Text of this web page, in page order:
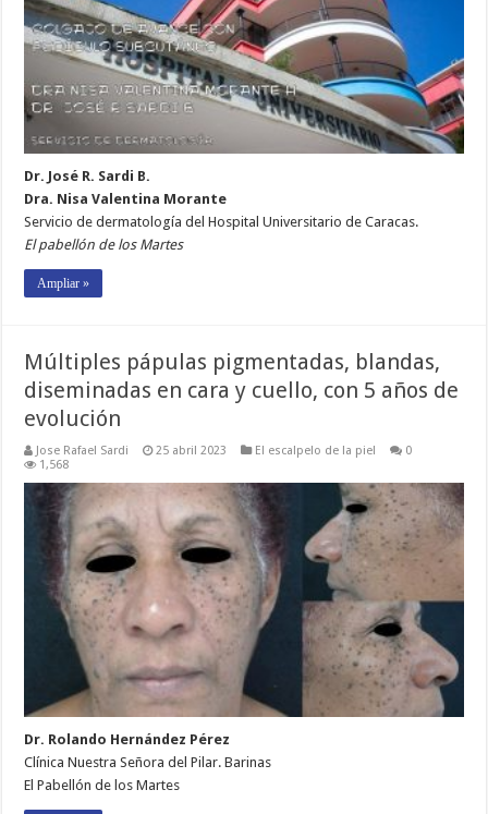
Dr. José R. Sardi B.
Dra. Nisa Valentina Morante
Servicio de dermatología del Hospital Universitario de Caracas.
El pabellón de los Martes
Ampliar »
Múltiples pápulas pigmentadas, blandas,
diseminadas en cara y cuello, con 5 años de
evolución
Jose Rafael Sardi 25 abril 2023 El escalpelo de la piel
0
1,568
Dr. Rolando Hernández Pérez
Clínica Nuestra Señora del Pilar. Barinas
El Pabellón de los Martes